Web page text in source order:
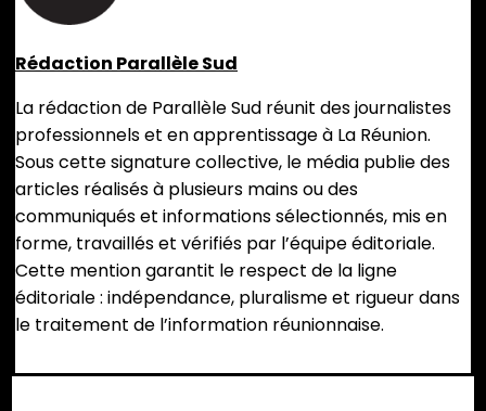
Rédaction Parallèle Sud
La rédaction de Parallèle Sud réunit des journalistes
professionnels et en apprentissage à La Réunion.
Sous cette signature collective, le média publie des
articles réalisés à plusieurs mains ou des
communiqués et informations sélectionnés, mis en
forme, travaillés et vérifiés par l’équipe éditoriale.
Cette mention garantit le respect de la ligne
éditoriale : indépendance, pluralisme et rigueur dans
le traitement de l’information réunionnaise.